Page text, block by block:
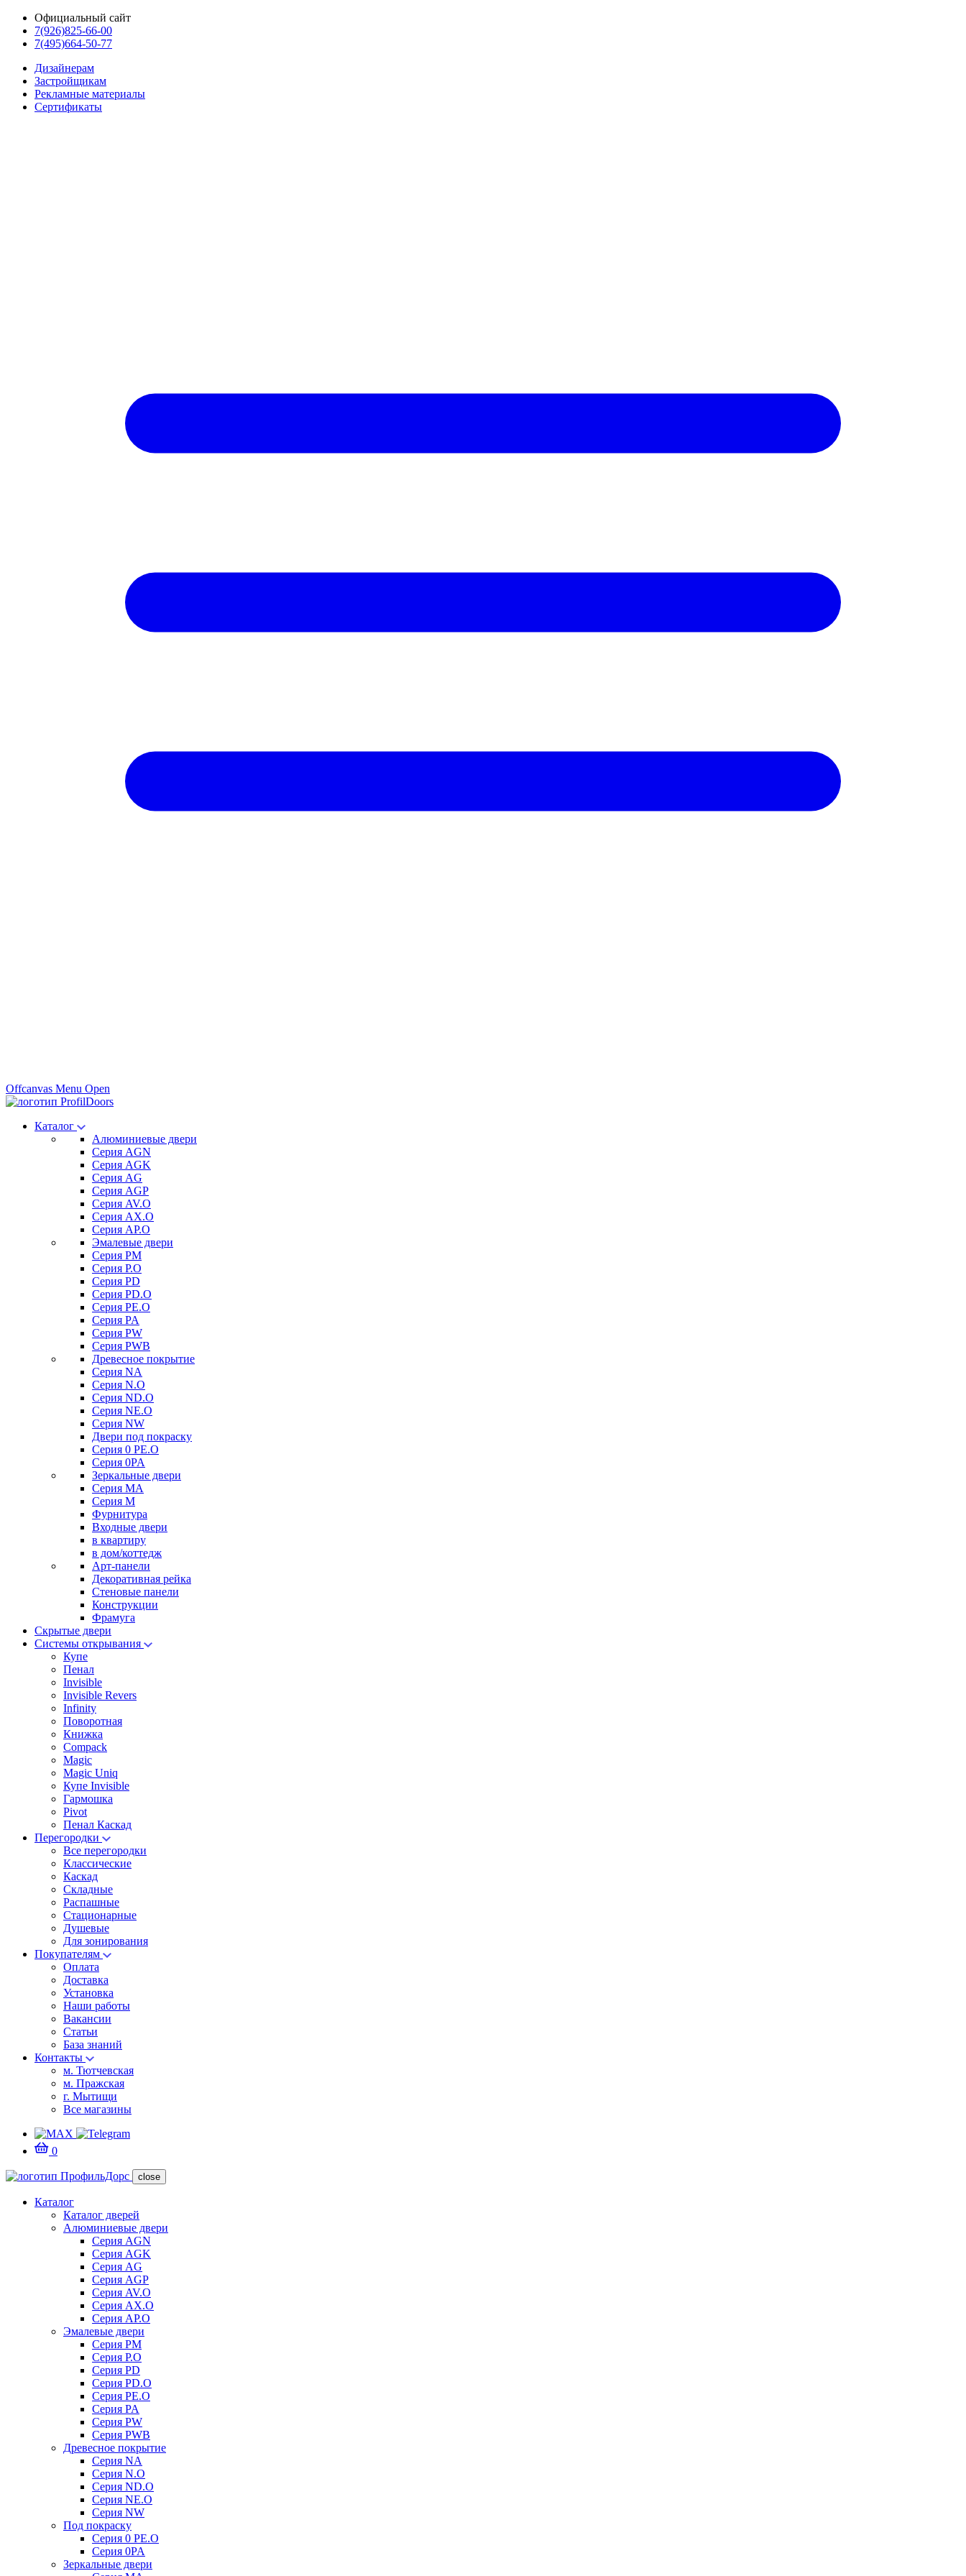
Официальный сайт
7(926)825-66-00
7(495)664-50-77
Дизайнерам
Застройщикам
Рекламные материалы
Сертификаты
Offcanvas Menu Open
Каталог
Алюминиевые двери
Серия AGN
Серия AGK
Серия AG
Серия AGP
Серия AV.O
Серия AX.O
Серия AP.O
Эмалевые двери
Серия PM
Серия P.O
Серия PD
Серия PD.O
Серия PE.O
Серия PA
Серия PW
Серия PWB
Древесное покрытие
Серия NA
Серия N.O
Серия ND.O
Серия NE.O
Серия NW
Двери под покраску
Серия 0 PE.O
Серия 0PA
Зеркальные двери
Серия MA
Серия M
Фурнитура
Входные двери
в квартиру
в дом/коттедж
Арт-панели
Декоративная рейка
Стеновые панели
Конструкции
Фрамуга
Скрытые двери
Системы открывания
Купе
Пенал
Invisible
Invisible Revers
Infinity
Поворотная
Книжка
Compack
Magic
Magic Uniq
Купе Invisible
Гармошка
Pivot
Пенал Каскад
Перегородки
Все перегородки
Классические
Каскад
Складные
Распашные
Стационарные
Душевые
Для зонирования
Покупателям
Оплата
Доставка
Установка
Наши работы
Вакансии
Статьи
База знаний
Контакты
м. Тютчевская
м. Пражская
г. Мытищи
Все магазины
0
close
Каталог
Каталог дверей
Алюминиевые двери
Серия AGN
Серия AGK
Серия AG
Серия AGP
Серия AV.O
Серия AX.O
Серия AP.O
Эмалевые двери
Серия PM
Серия P.O
Серия PD
Серия PD.O
Серия PE.O
Серия PA
Серия PW
Серия PWB
Древесное покрытие
Серия NA
Серия N.O
Серия ND.O
Серия NE.O
Серия NW
Под покраску
Серия 0 PE.O
Серия 0PA
Зеркальные двери